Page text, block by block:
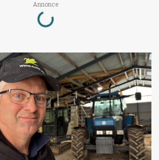
Annonce
Loading...